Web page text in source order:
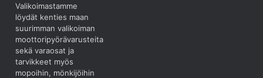
Valikoimastamme
löydät kenties maan
suurimman valikoiman
moottoripyörävarusteita
sekä varaosat ja
tarvikkeet myös
mopoihin, mönkijöihin